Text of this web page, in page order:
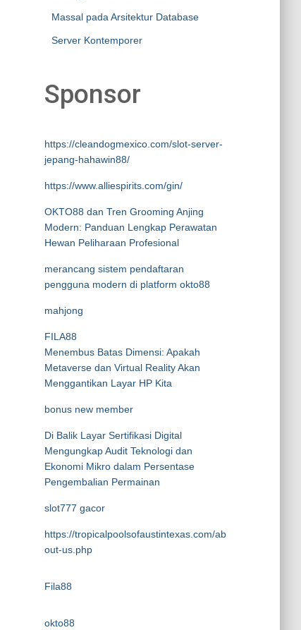
Massal pada Arsitektur Database
Server Kontemporer
Sponsor
https://cleandogmexico.com/slot-server-
jepang-hahawin88/
https://www.alliespirits.com/gin/
OKTO88 dan Tren Grooming Anjing
Modern: Panduan Lengkap Perawatan
Hewan Peliharaan Profesional
merancang sistem pendaftaran
pengguna modern di platform okto88
mahjong
FILA88
Menembus Batas Dimensi: Apakah
Metaverse dan Virtual Reality Akan
Menggantikan Layar HP Kita
bonus new member
Di Balik Layar Sertifikasi Digital
Mengungkap Audit Teknologi dan
Ekonomi Mikro dalam Persentase
Pengembalian Permainan
slot777 gacor
https://tropicalpoolsofaustintexas.com/ab
out-us.php
Fila88
okto88